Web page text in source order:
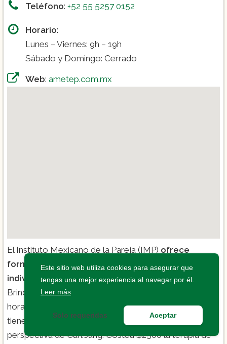
Teléfono: +52 55 5257 0152
Horario:
Lunes – Viernes: 9h – 19h
Sábado y Domingo: Cerrado
Web: ametep.com.mx
El Instituto Mexicano de la Pareja (IMP) ofrece
formación en psicología clínica y psicoterapia
individual y de pareja desde hace más de 35 años.
Brindan licenciaturas, maestrías y diplomados con
horarios flexibles, incluyendo sabatinos. La maestría
tiene un enfoque holístico, integrado con la
perspectiva de Carl Jung. Costea $2500 la terapia de
Este sitio web utiliza cookies para asegurar que
tengas una mejor experiencia al navegar por él.
Leer más
Solo requeridas Aceptar